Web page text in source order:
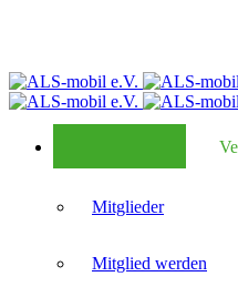
Mitglieder
Mitglied werden